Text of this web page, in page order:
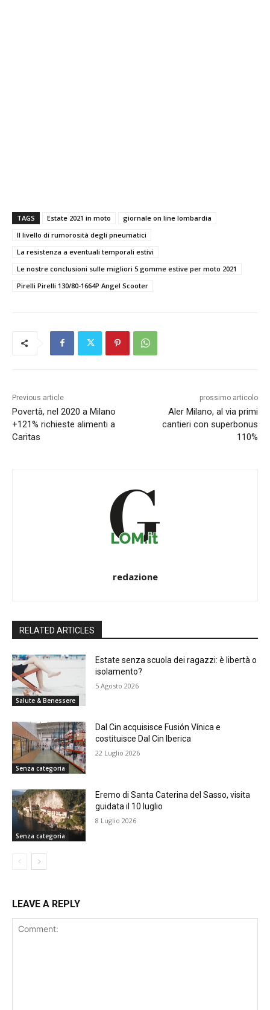
TAGS Estate 2021 in moto
giornale on line lombardia
Il livello di rumorosità degli pneumatici
La resistenza a eventuali temporali estivi
Le nostre conclusioni sulle migliori 5 gomme estive per moto 2021
Pirelli Pirelli 130/80-1664P Angel Scooter
Previous article
Povertà, nel 2020 a Milano
+121% richieste alimenti a
Caritas
prossimo articolo
Aler Milano, al via primi
cantieri con superbonus
110%
redazione
RELATED ARTICLES
Salute & Benessere
Estate senza scuola dei ragazzi: è libertà o
isolamento?
5 Agosto 2026
Senza categoria
Dal Cin acquisisce Fusión Vínica e
costituisce Dal Cin Iberica
22 Luglio 2026
Senza categoria
Eremo di Santa Caterina del Sasso, visita
guidata il 10 luglio
8 Luglio 2026
LEAVE A REPLY